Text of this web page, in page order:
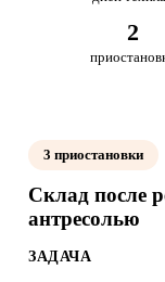
2
3 приостановки
Склад после
антресолью
ЗАДАЧА